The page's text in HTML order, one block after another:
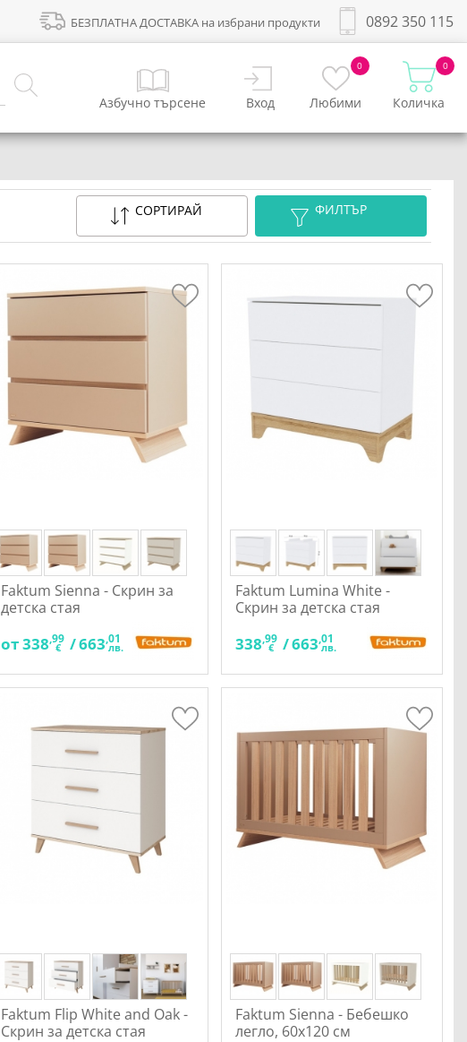
0892 350 115
БЕЗПЛАТНА ДОСТАВКА на избрани продукти
Азбучно търсене Вход
0
Любими
0
Количка
СОРТИРАЙ ФИЛТЪР
Faktum Sienna - Скрин за
детска стая
от338,99
€ /663,01
лв.
Faktum Lumina White -
Скрин за детска стая
338,99
€ /663,01
лв.
Faktum Flip White and Oak -
Скрин за детска стая
Faktum Sienna - Бебешко
легло, 60x120 см